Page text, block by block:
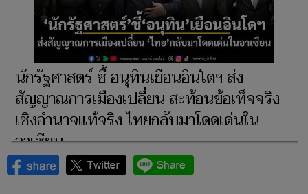
นักรัฐศาสตร์ ชี้ อนุทินเยือนอินโดฯ ส่ง
สัญญาณการเมืองเปลี่ยน สะท้อนข้อเท็จจริง
เชิงอำนาจแท้จริง ไทยกลับมาโดดเด่นใน
อาเซียน